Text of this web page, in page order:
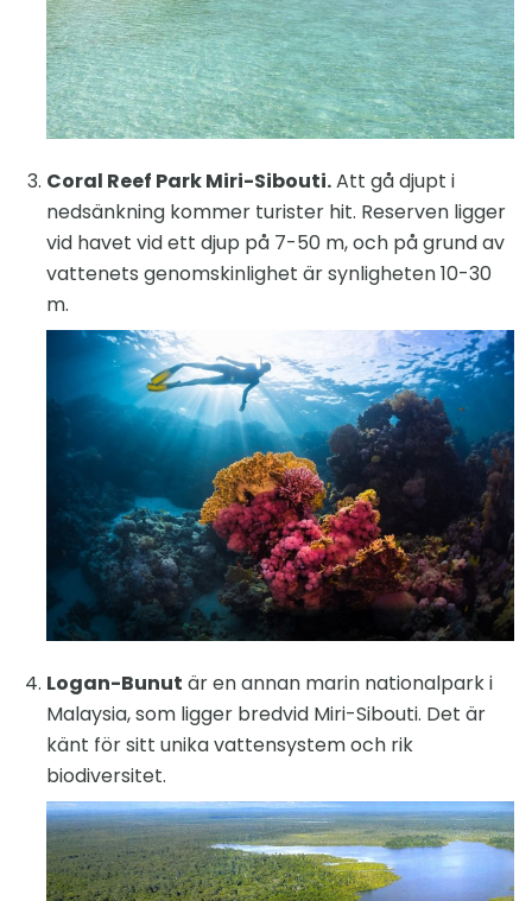
Coral Reef Park Miri-Sibouti.Att gå djupt i
nedsänkning kommer turister hit. Reserven ligger
vid havet vid ett djup på 7-50 m, och på grund av
vattenets genomskinlighet är synligheten 10-30
m.
Logan-Bunut är en annan marin nationalpark i
Malaysia, som ligger bredvid Miri-Sibouti. Det är
känt för sitt unika vattensystem och rik
biodiversitet.